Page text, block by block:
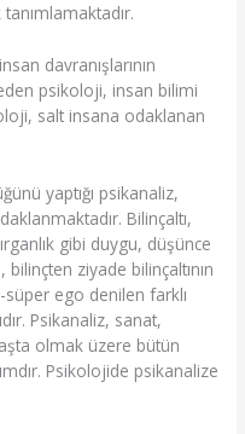
davranışlarının
psikoloji, insan bilimi
salt insana odaklanan
yaptığı psikanaliz,
Bilinçaltı,
gibi duygu, düşünce
bilinçten ziyade bilinçaltının
ego denilen farklı
Psikanaliz, sanat,
olmak üzere bütün
Psikolojide psikanalize